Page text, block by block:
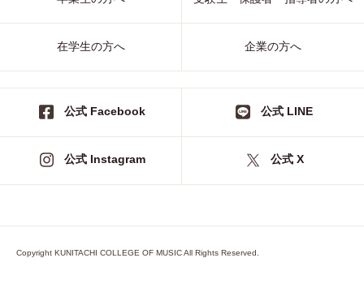
在学生の方へ 企業の方へ
公式 Facebook 公式 LINE
公式 Instagram 公式 X
Copyright KUNITACHI COLLEGE OF MUSIC All Rights Reserved.